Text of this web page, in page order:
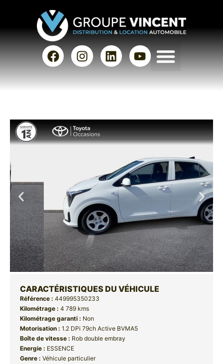
CARACTÉRISTIQUES DU VÉHICULE
Référence : 449995350233
Kilométrage : 4 789 kms
Kilométrage garanti : Non
Motorisation : 1.2 DPi 79ch Active BVMA5
Boîte de vitesse : Rob double embray
Energie : ESSENCE
Genre : Véhicule particulier